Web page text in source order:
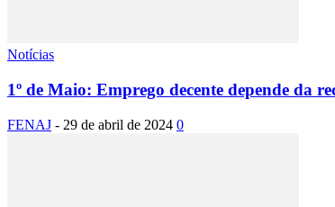
Notícias
1º de Maio: Emprego decente depende da
FENAJ - 29 de abril de 2024 0